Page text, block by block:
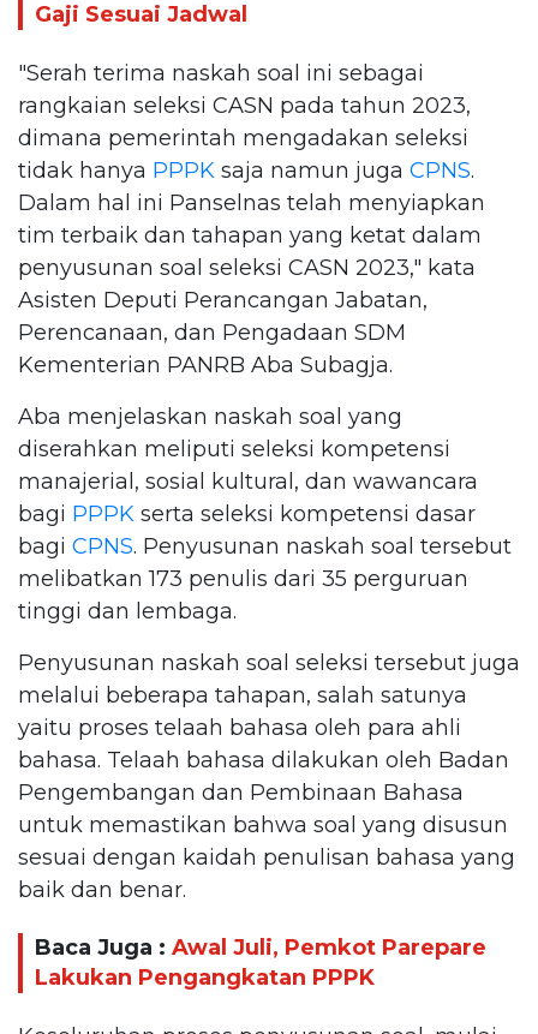
Gaji Sesuai Jadwal
"Serah terima naskah soal ini sebagai
rangkaian seleksi CASN pada tahun 2023,
dimana pemerintah mengadakan seleksi
tidak hanya PPPK saja namun juga CPNS.
Dalam hal ini Panselnas telah menyiapkan
tim terbaik dan tahapan yang ketat dalam
penyusunan soal seleksi CASN 2023," kata
Asisten Deputi Perancangan Jabatan,
Perencanaan, dan Pengadaan SDM
Kementerian PANRB Aba Subagja.
Aba menjelaskan naskah soal yang
diserahkan meliputi seleksi kompetensi
manajerial, sosial kultural, dan wawancara
bagi PPPK serta seleksi kompetensi dasar
bagi CPNS. Penyusunan naskah soal tersebut
melibatkan 173 penulis dari 35 perguruan
tinggi dan lembaga.
Penyusunan naskah soal seleksi tersebut juga
melalui beberapa tahapan, salah satunya
yaitu proses telaah bahasa oleh para ahli
bahasa. Telaah bahasa dilakukan oleh Badan
Pengembangan dan Pembinaan Bahasa
untuk memastikan bahwa soal yang disusun
sesuai dengan kaidah penulisan bahasa yang
baik dan benar.
Baca Juga : Awal Juli, Pemkot Parepare
Lakukan Pengangkatan PPPK